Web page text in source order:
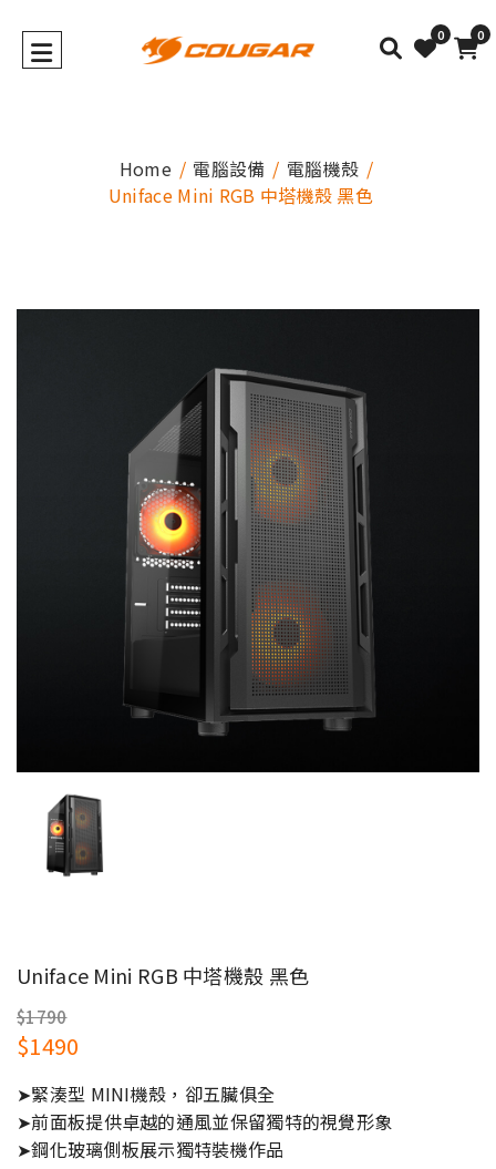
0 0
Home 電腦設備
電腦機殼
Uniface Mini RGB 中塔機殼 黑色
Uniface Mini RGB 中塔機殼 黑色
$1790
$1490
➤緊湊型 MINI機殼，卻五臟俱全
➤前面板提供卓越的通風並保留獨特的視覺形象
➤鋼化玻璃側板展示獨特裝機作品